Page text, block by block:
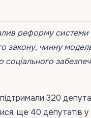
реформу системи
закону, чинну
320
ще 40 депутатів у